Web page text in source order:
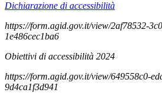
Dichiarazione di accessibilità
https://form.agid.gov.it/view/2af78532-
1e486cec1ba6
Obiettivi di accessibilità 2024
https://form.agid.gov.it/view/649558c0-
9d4ca1f3d941